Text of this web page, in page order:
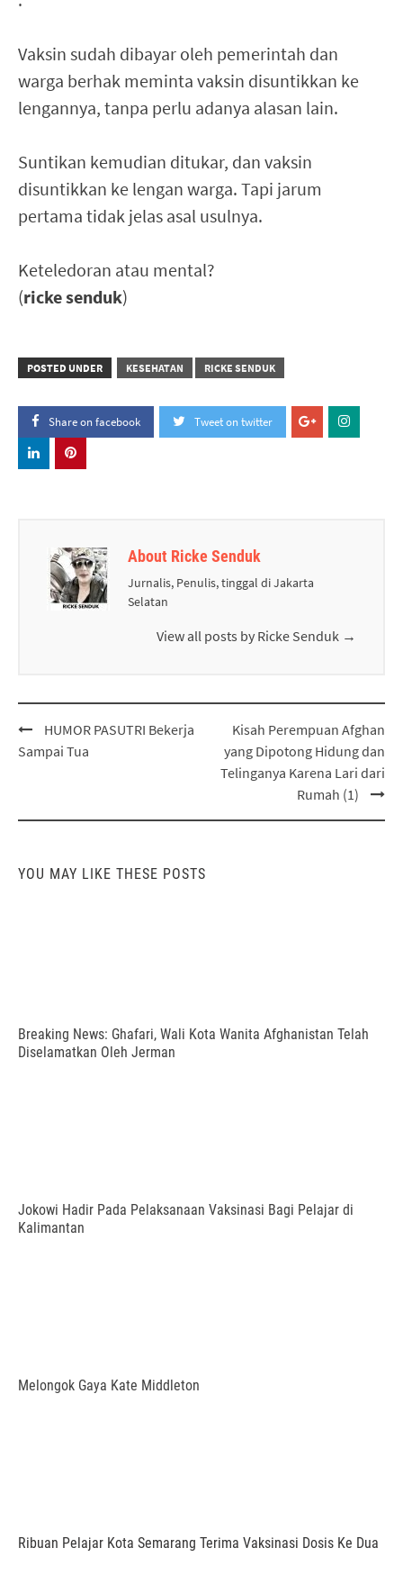
Vaksin sudah dibayar oleh pemerintah dan
warga berhak meminta vaksin disuntikkan ke
lengannya, tanpa perlu adanya alasan lain.
Suntikan kemudian ditukar, dan vaksin
disuntikkan ke lengan warga. Tapi jarum
pertama tidak jelas asal usulnya.
Keteledoran atau mental?
(ricke senduk)
POSTED UNDER KESEHATAN RICKE SENDUK
Share on facebook Tweet on twitter
About Ricke Senduk
Jurnalis, Penulis, tinggal di Jakarta
Selatan
View all posts by Ricke Senduk →
Post
navigation
HUMOR PASUTRI Bekerja
Sampai Tua
Kisah Perempuan Afghan
yang Dipotong Hidung dan
Telinganya Karena Lari dari
Rumah (1)
YOU MAY LIKE THESE POSTS
Breaking News: Ghafari, Wali Kota Wanita Afghanistan Telah
Diselamatkan Oleh Jerman
Jokowi Hadir Pada Pelaksanaan Vaksinasi Bagi Pelajar di
Kalimantan
Melongok Gaya Kate Middleton
Ribuan Pelajar Kota Semarang Terima Vaksinasi Dosis Ke Dua